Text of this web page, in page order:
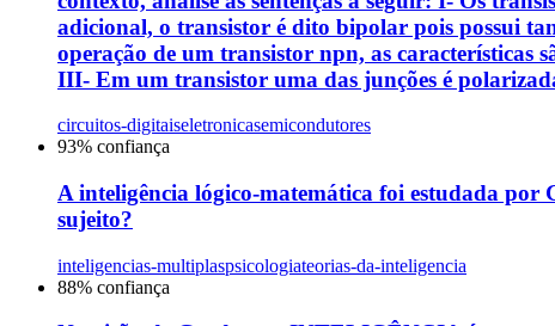
adicional, o transistor é dito bipolar pois possui
operação de um transistor npn, as características
III- Em um transistor uma das junções é
circuitos-digitaiseletronicasemicondutores
93% confiança
A inteligência lógico-matemática foi estudada
sujeito?
inteligencias-multiplaspsicologiateorias-da-inteligencia
88% confiança